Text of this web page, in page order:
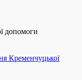
допомоги
Кременчуцької